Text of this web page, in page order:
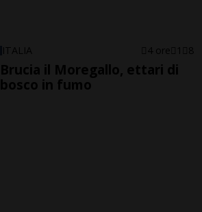
ITALIA 4 ore 1 8
Brucia il Moregallo, ettari di
bosco in fumo